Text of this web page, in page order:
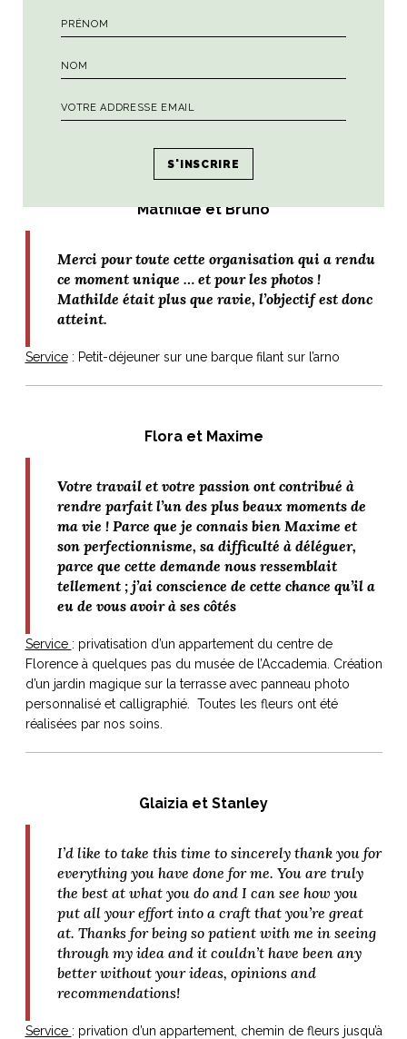
Mathilde et Bruno
Merci pour toute cette organisation qui a rendu
ce moment unique … et pour les photos !
Mathilde était plus que ravie, l’objectif est donc
atteint.
Service: Petit-déjeuner sur une barque filant sur l’arno
Flora et Maxime
Votre travail et votre passion ont contribué à
rendre parfait l’un des plus beaux moments de
ma vie ! Parce que je connais bien Maxime et
son perfectionnisme, sa difficulté à déléguer,
parce que cette demande nous ressemblait
tellement ; j’ai conscience de cette chance qu’il a
eu de vous avoir à ses côtés
Service : privatisation d’un appartement du centre de
Florence à quelques pas du musée de l’Accademia. Création
d’un jardin magique sur la terrasse avec panneau photo
personnalisé et calligraphié. Toutes les fleurs ont été
réalisées par nos soins.
Glaizia et Stanley
I’d like to take this time to sincerely thank you for
everything you have done for me. You are truly
the best at what you do and I can see how you
put all your effort into a craft that you’re great
at. Thanks for being so patient with me in seeing
through my idea and it couldn’t have been any
better without your ideas, opinions and
recommendations!
Service : privation d’un appartement, chemin de fleurs jusqu’à